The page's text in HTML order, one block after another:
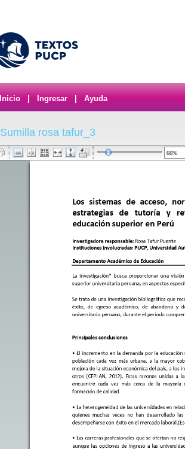
Inicio Ingresar Ayuda
Sumilla rosa tafur_3